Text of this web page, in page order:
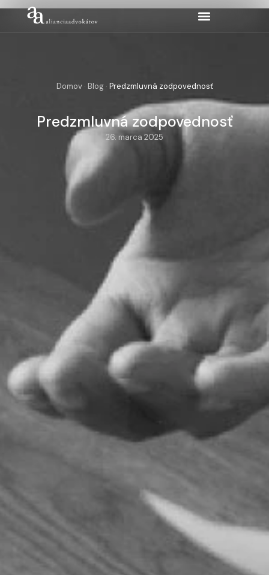
Domov· Blog· Predzmluvná zodpovednosť
Predzmluvná zodpovednosť
26. marca 2025